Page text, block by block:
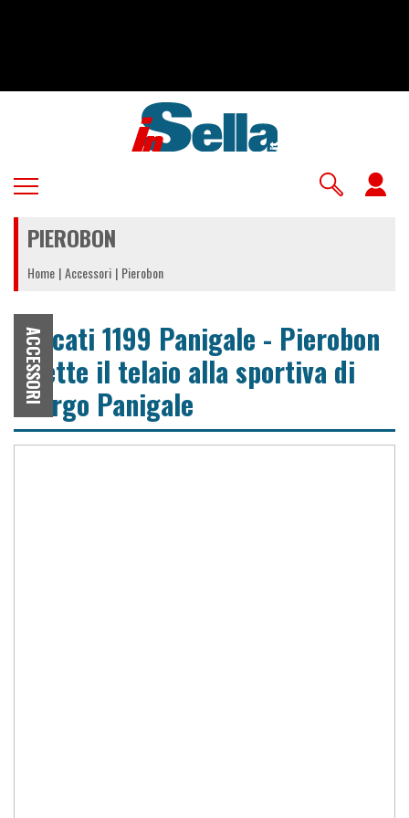
PIEROBON
Home Accessori Pierobon
ACCESSORI
Ducati 1199 Panigale - Pierobon
mette il telaio alla sportiva di
Borgo Panigale